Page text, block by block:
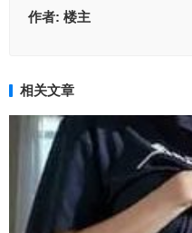
作者: 楼主
相关文章